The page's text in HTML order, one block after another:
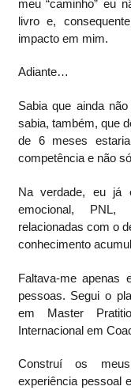
meu “caminho” eu
livro e,
impacto em mim.
Adiante…
Sabia que ainda
sabia, também, que
de 6 meses
competência e não
Na verdade, eu já
emocional, PNL,
relacionadas com o
conhecimento
Faltava-me apenas
pessoas. Segui o
em Master
Internacional em
Construí os
experiência pessoal